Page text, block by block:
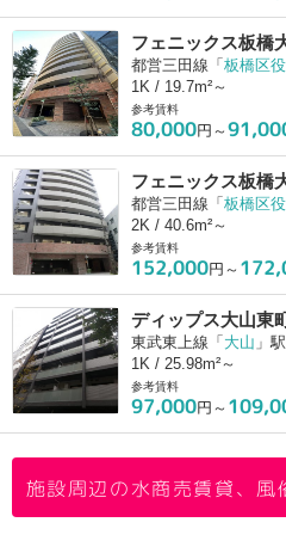
フェニックス板橋
都営三田線「 板橋区
1K / 19.7m²～
参考賃料
80,000円～
フェニックス板橋
都営三田線「 板橋区
2K / 40.6m²～
参考賃料
152,000円～
ディップス大山東
東武東上線「 大山 」
1K / 25.98m²～
参考賃料
97,000円～
施設周辺の水商売賃貸、